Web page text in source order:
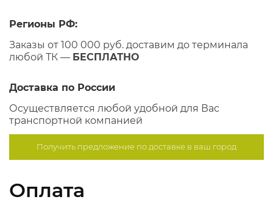
Регионы РФ:
Заказы от 100 000 руб. доставим до терминала
любой ТК — БЕСПЛАТНО
Доставка по России
Осуществляется любой удобной для Вас
транспортной компанией
Получить предложение подоставке в ваш город
Оплата